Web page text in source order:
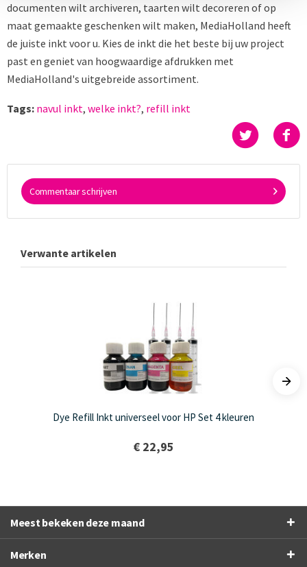
documenten wilt archiveren, taarten wilt decoreren of op
maat gemaakte geschenken wilt maken, MediaHolland heeft
de juiste inkt voor u. Kies de inkt die het beste bij uw project
past en geniet van hoogwaardige afdrukken met
MediaHolland's uitgebreide assortiment.
Tags: navul inkt, welke inkt?, refill inkt
Commentaar schrijven
Verwante artikelen
Dye Refill Inkt universeel voor HP Set 4 kleuren
€ 22,95
Meest bekeken deze maand
Merken